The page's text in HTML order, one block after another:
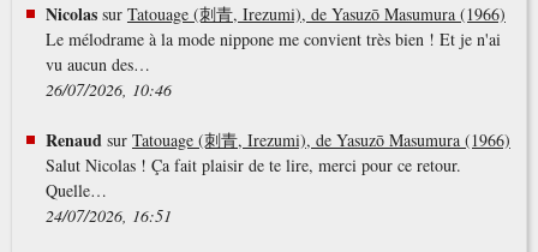
Nicolassur Tatouage (刺青, Irezumi), de Yasuzō Masumura (1966)
Le mélodrame à la mode nippone me convient très bien ! Et je n'ai
vu aucun des…
26/07/2026, 10:46
Renaudsur Tatouage (刺青, Irezumi), de Yasuzō Masumura (1966)
Salut Nicolas ! Ça fait plaisir de te lire, merci pour ce retour.
Quelle…
24/07/2026, 16:51